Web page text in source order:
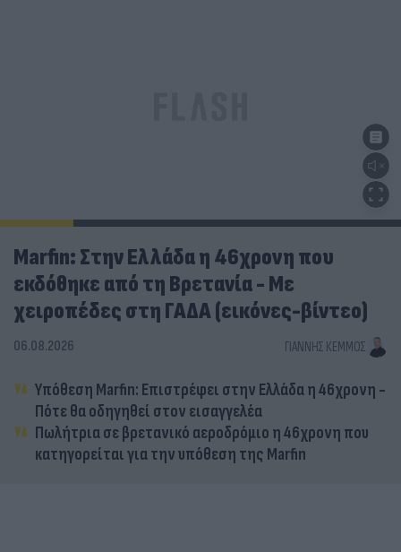
Marfin: Στην Ελλάδα η 46χρονη που
εκδόθηκε από τη Βρετανία - Με
χειροπέδες στη ΓΑΔΑ (εικόνες-βίντεο)
06.08.2026 ΓΙΆΝΝΗΣ ΚΈΜΜΟΣ
Υπόθεση Marfin: Επιστρέφει στην Ελλάδα η 46χρονη -
Πότε θα οδηγηθεί στον εισαγγελέα
Πωλήτρια σε βρετανικό αεροδρόμιο η 46χρονη που
κατηγορείται για την υπόθεση της Marfin